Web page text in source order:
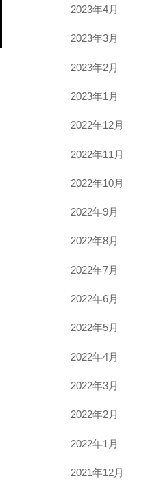
2023年4月
2023年3月
2023年2月
2023年1月
2022年12月
2022年11月
2022年10月
2022年9月
2022年8月
2022年7月
2022年6月
2022年5月
2022年4月
2022年3月
2022年2月
2022年1月
2021年12月